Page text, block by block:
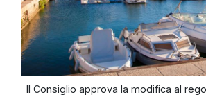
Il Consiglio approva la modifica al